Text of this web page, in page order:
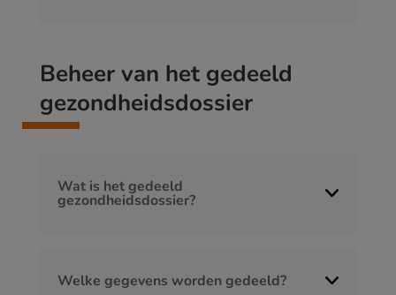
Beheer van het gedeeld
gezondheidsdossier
Wat is het gedeeld
gezondheidsdossier?
Welke gegevens worden gedeeld?